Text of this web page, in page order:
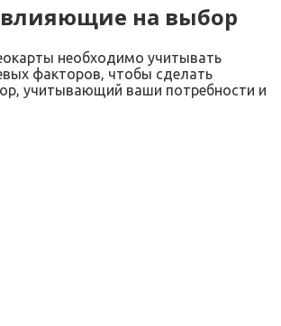
на выбор
необходимо учитывать
факторов‚ чтобы сделать
учитывающий ваши потребности и